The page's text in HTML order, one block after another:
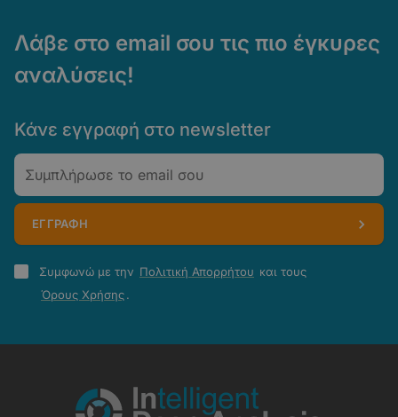
Λάβε στο email σου τις πιο έγκυρες
αναλύσεις!
Κάνε εγγραφή στο newsletter
Email
ΕΓΓΡΑΦΗ
Πολιτική
Απορρήτου
Συμφωνώ με την Πολιτική Απορρήτου και τους
Όρους Χρήσης.